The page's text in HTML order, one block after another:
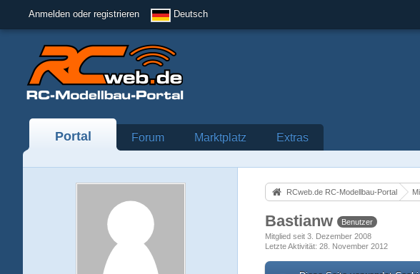
Anmelden oder registrieren Deutsch
Portal Forum Marktplatz Extras
RCweb.de RC-Modellbau-Portal
Bastianw
Benutzer
Mitglied seit 3. Dezember 2008
Letzte Aktivität 28. November 2012